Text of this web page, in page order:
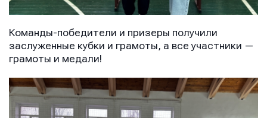
Команды-победители и призеры получили
заслуженные кубки и грамоты, а все участники —
грамоты и медали!